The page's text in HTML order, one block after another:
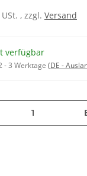
, zzgl. Versand
verfügbar
- 3 Werktage (DE -